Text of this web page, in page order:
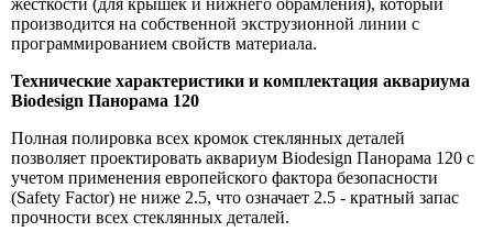
жесткости (для крышек и нижнего обрамления), который
производится на собственной экструзионной линии с
программированием свойств материала.
Технические характеристики и комплектация аквариума
Biodesign Панорама 120
Полная полировка всех кромок стеклянных деталей
позволяет проектировать аквариум Biodesign Панорама 120 с
учетом применения европейского фактора безопасности
(Safety Factor) не ниже 2.5, что означает 2.5 - кратный запас
прочности всех стеклянных деталей.